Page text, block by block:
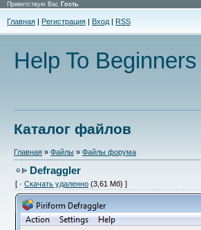
Приветствую Вас Гость
Главная | Регистрация | Вход | RSS
Help To Beginners
Каталог файлов
Главная » Файлы » Файлы форума
Defraggler
[ · Скачать удаленно (3,61 Мб) ]